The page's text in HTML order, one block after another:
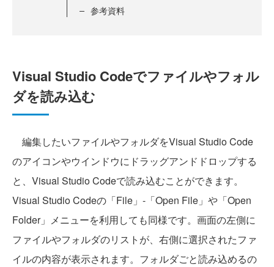
参考資料
Visual Studio Codeでファイルやフォル
ダを読み込む
編集したいファイルやフォルダをVisual Studio Code
のアイコンやウインドウにドラッグアンドドロップする
と、Visual Studio Codeで読み込むことができます。
Visual Studio Codeの「File」-「Open File」や「Open
Folder」メニューを利用しても同様です。画面の左側に
ファイルやフォルダのリストが、右側に選択されたファ
イルの内容が表示されます。フォルダごと読み込めるの